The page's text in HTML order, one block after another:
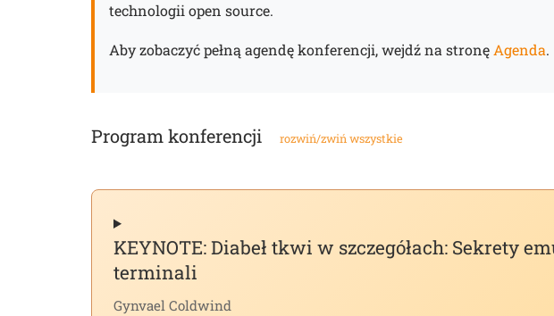
technologii open source.
Aby zobaczyć pełną agendę konferencji, wejdź na stronę Agenda.
Program konferencji rozwiń/zwiń wszystkie
KEYNOTE: Diabeł tkwi w szczegółach: Sekrety
terminali
Gynvael Coldwind